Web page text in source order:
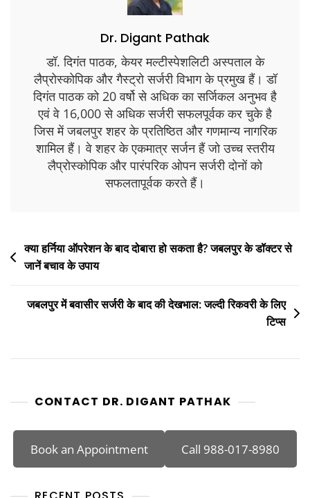
Dr. Digant Pathak
डॉ. दिगंत पाठक, केयर मल्टीस्पेशलिटी अस्पताल के
लैप्रोस्कोपिक और गैस्ट्रो सर्जरी विभाग के प्रमुख हैं। डॉ
दिगंत पाठक को 20 वर्षो से अधिक का सर्जिकल अनुभव है
एवं वे 16,000 से अधिक सर्जरी सफलपूर्वक कर चुके है
जिस में जबलपुर शहर के प्रतिष्ठित और गणमान्य नागरिक
शामिल हैं। वे शहर के एकमात्र सर्जन हैं जो उच्च स्तरीय
लैप्रोस्कोपिक और पारंपरिक ओपन सर्जरी दोनों को
सफलतापूर्वक करते हैं।
क्या हर्निया ऑपरेशन के बाद दोबारा हो सकता है? जबलपुर के डॉक्टर से
जानें बचाव के उपाय
जबलपुर में बवासीर सर्जरी के बाद की देखभाल: जल्दी रिकवरी के लिए
टिप्स
CONTACT DR. DIGANT PATHAK
Book an Appointment Call 988-017-8980